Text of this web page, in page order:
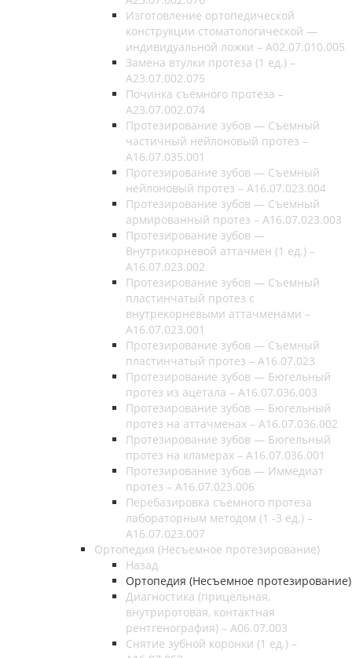
Изготовление ортопедической
конструкции стоматологической —
индивидуальной ложки – A02.07.010.005
Замена втулки протеза (1 ед.) –
A23.07.002.075
Починка съемного протеза –
A23.07.002.074
Протезирование зубов — Съемный
частичный нейлоновый протез –
A16.07.035.001
Протезирование зубов — Съемный
нейлоновый протез – A16.07.023.004
Протезирование зубов — Съемный
армированный протез – A16.07.023.003
Протезирование зубов —
Внутрикорневой аттачмен (1 ед.) –
A16.07.023.002
Протезирование зубов — Съемный
пластинчатый протез с
внутрекорневыми аттачменами –
A16.07.023.001
Протезирование зубов — Съемный
пластинчатый протез – A16.07.023
Протезирование зубов — Бюгельный
протез из ацетала – A16.07.036.003
Протезирование зубов — Бюгельный
протез на аттачменах – A16.07.036.002
Протезирование зубов — Бюгельный
протез на кламерах – A16.07.036.001
Протезирование зубов — Иммедиат
протез – A16.07.023.006
Перебазировка съемного протеза
лабораторным методом (1 -3 ед.) –
A16.07.023.007
Ортопедия (Несъемное протезирование)
Назад
Ортопедия (Несъемное протезирование)
Диагностика (прицельная,
внутриротовая, контактная
рентгенография) – А06.07.003
Снятие зубной коронки (1 ед.) –